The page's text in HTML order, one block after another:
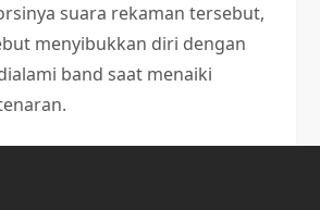
suara rekaman tersebut,
menyibukkan diri dengan
band saat menaiki